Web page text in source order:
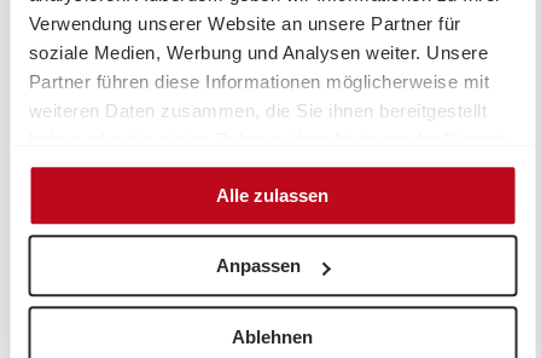
Verwendung unserer Website an unsere Partner für
soziale Medien, Werbung und Analysen weiter. Unsere
Partner führen diese Informationen möglicherweise mit
weiteren Daten zusammen, die Sie ihnen bereitgestellt
gesammelt haben.
Alle zulassen
Anpassen
Ablehnen
DienstnehmerInnen und hartes vorgehen
gegen Scheinselbstständigkeit.
Arbeitszeit muss neu verteilt werden.Es kann
gezwungen werden während in Österreich
Rekordarbeitslosigkeit herrscht. Möglichkeiten der
Arbeitszeitverkürzung und –verteilung müssen
offensiv angedacht werden.
Vollkommene Gleichstellung von Normal-
und Teilzeitarbeit.Heute arbeiten mehr als eine